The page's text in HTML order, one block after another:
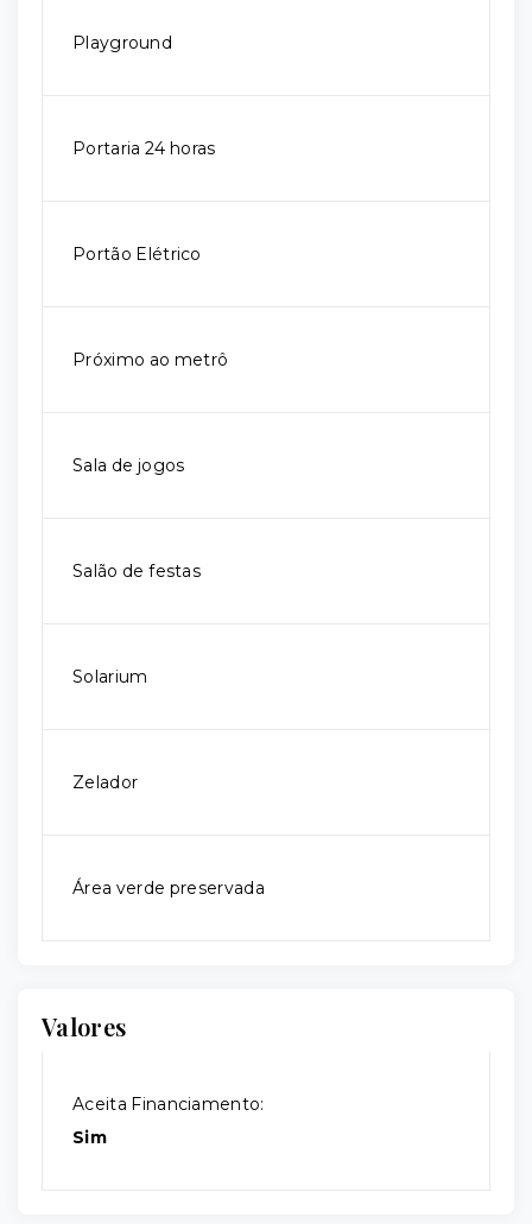
Playground
Portaria 24 horas
Portão Elétrico
Próximo ao metrô
Sala de jogos
Salão de festas
Solarium
Zelador
Área verde preservada
Valores
Aceita Financiamento:
Sim